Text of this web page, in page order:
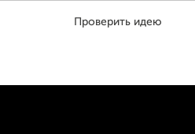
Проверить идею